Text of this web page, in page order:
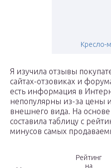
Кресло-
Я изучила отзывы
сайтах-отзовиках и
есть информация в
непопулярны из-за цены
внешнего вида. На
составила таблицу с
минусов самых
Рейтинг
на